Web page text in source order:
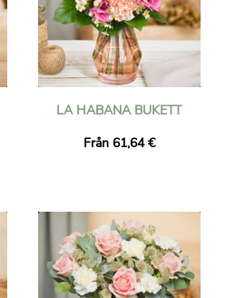
LA HABANA BUKETT
Från 61,64 €